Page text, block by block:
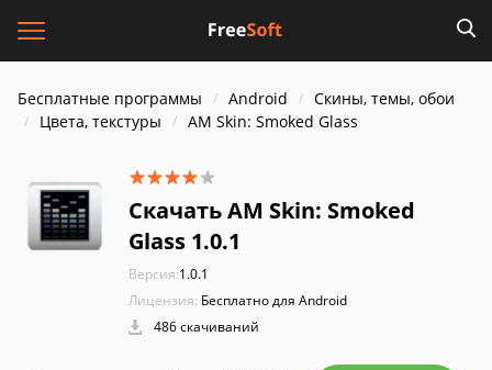
Бесплатные программы Android
Скины, темы, обои
Цвета, текстуры
AM Skin: Smoked Glass
Скачать AM Skin: Smoked
Glass 1.0.1
Версия:1.0.1
Лицензия: Бесплатно для Android
486 скачиваний